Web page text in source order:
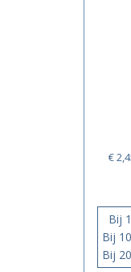
€
Bij
Bij
Bij